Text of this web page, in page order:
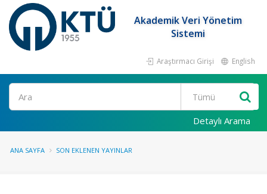
Akademik Veri Yönetim
Sistemi
Araştırmacı Girişi English
Ara
Detaylı Arama
ANA SAYFA SON EKLENEN YAYINLAR